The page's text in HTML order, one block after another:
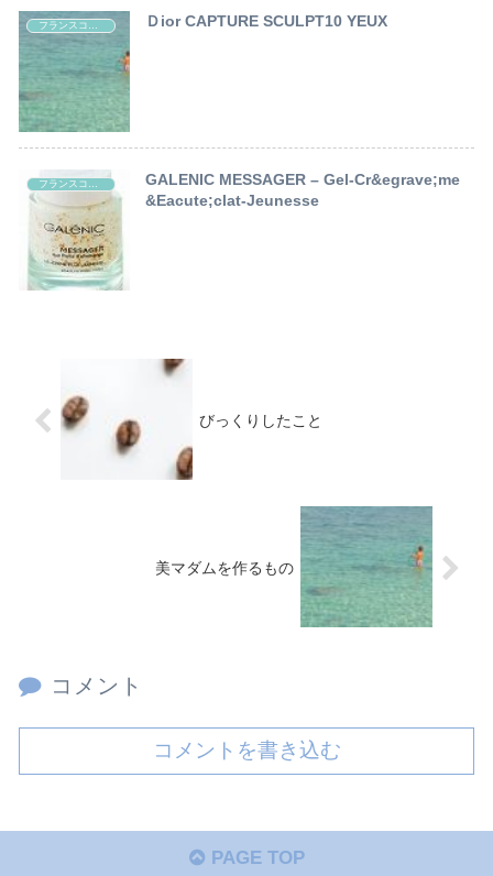
Ｄior CAPTURE SCULPT10 YEUX
フランスコスメ レポート
GALENIC MESSAGER – Gel-Cr&egrave;me
&Eacute;clat-Jeunesse
びっくりしたこと
美マダムを作るもの
コメント
コメントを書き込む
PAGE TOP